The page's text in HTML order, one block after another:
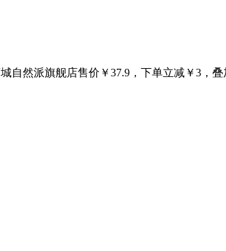
然派旗舰店售价￥37.9，下单立减￥3，叠